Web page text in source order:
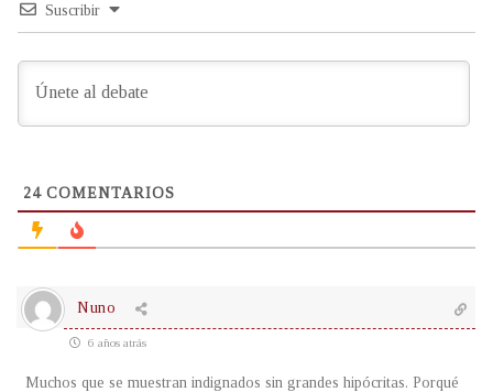
Suscribir
24COMENTARIOS
Nuno
6 años atrás
Muchos que se muestran indignados sin grandes hipócritas. Porqué